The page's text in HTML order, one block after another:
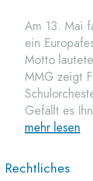
Am 13. Mai
ein
Motto
MMG zeigt
Gefällt es
mehr lesen
Rechtliches